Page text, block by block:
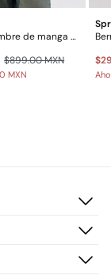
Camisa de hombre de manga corta con textura
$899.00 MXN
MXN